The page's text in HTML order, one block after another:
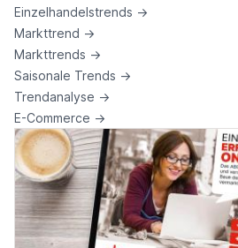
Einzelhandelstrends →
Markttrend →
Markttrends →
Saisonale Trends →
Trendanalyse →
E-Commerce →